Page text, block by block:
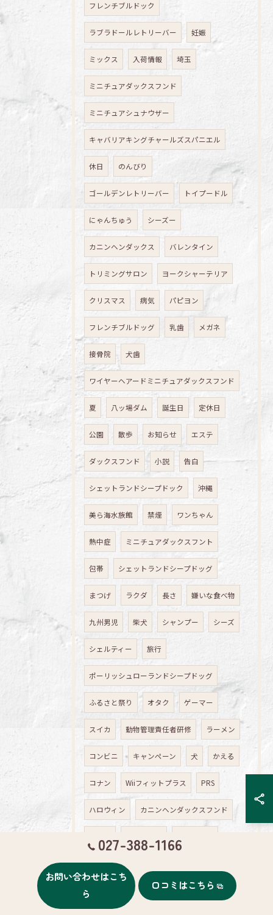
フレンチブルドック
ラブラドールレトリーバー 妊娠
ミックス 入荷情報 埼玉
ミニチュアダックスフンド
ミニチュアシュナウザー
キャバリアキングチャールズスパニエル
休日 のんびり
ゴールデンレトリーバー トイプードル
にゃんちゅう シーズー
カニンヘンダックス バレンタイン
トリミングサロン ヨークシャーテリア
クリスマス 病気 パピヨン
フレンチブルドッグ 乳歯 メガネ
接骨院 犬歯
ワイヤーヘアードミニチュアダックスフンド
夏 八ッ場ダム 誕生日 定休日
公園 散歩 お知らせ エステ
ダックスフンド 小説 告白
シェットランドシープドック 沖縄
美ら海水族館 禁煙 ワンちゃん
熱中症 ミニチュアダックスフント
包帯 シェットランドシープドッグ
まつげ ラクダ 長さ 嫌いな食べ物
九州男児 柴犬 シャンプー シーズ
シェルティー 旅行
ポーリッシュローランドシープドッグ
ふるさと祭り オタク ゲーマー
スイカ 動物管理責任者研修 ラーメン
コンビニ キャンペーン 犬 かえる
コナン Wiiフィットプラス PRS
ハロウィン カニンヘンダックスフンド
パグ ワイヤーヘアードダックスフンド
027-388-1166
お問い合わせはこち
ら
口コミはこちら